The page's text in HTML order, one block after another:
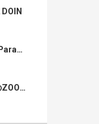
M!LK – You!Joy!Parade!
ACEes【真夜中のZOO】